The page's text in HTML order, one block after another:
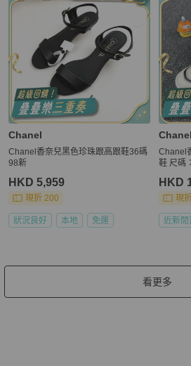
Chanel
Chanel香奈兒黑色珍珠跟高跟鞋36碼
98新
HKD 5,959
現折 200
狀況良好 本地 免運
Chanel
Chanel
鞋 尺碼
HKD
現
近新閒
看更多